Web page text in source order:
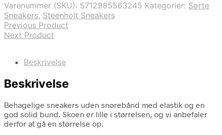
Varenummer (SKU): 5712985563245 Kategorier: Sorte
Sneakers, Steenholt Sneakers
Previous Product
Next Product
Beskrivelse
Beskrivelse
Behagelige sneakers uden snørebånd med elastik og en
god solid bund. Skoen er lille i størrelsen, og vi anbefaler
derfor at gå en størrelse op.